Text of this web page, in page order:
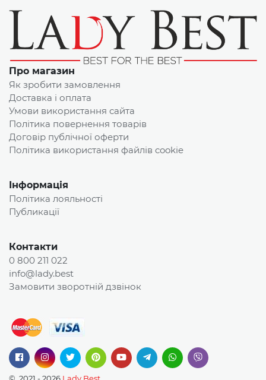
Про магазин
Як зробити замовлення
Доставка і оплата
Умови використання сайта
Політика повернення товарів
Договір публічної оферти
Політика використання файлів cookie
Інформація
Політика лояльності
Публикації
Контакти
0 800 211 022
info@lady.best
Замовити зворотній дзвінок
© 2021 - 2026 Lady Best